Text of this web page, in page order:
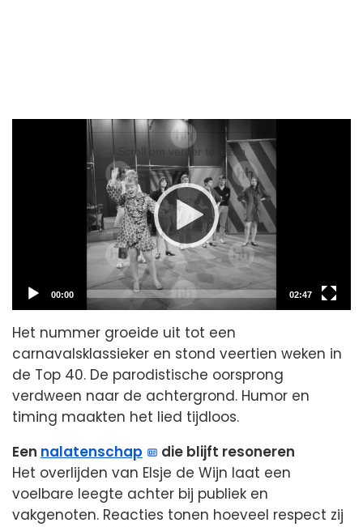
Scroll om verder te lezen
Current
00:00
Total
duration
02:47
Het nummer groeide uit tot een
carnavalsklassieker en stond veertien weken in
de Top 40. De parodistische oorsprong
verdween naar de achtergrond. Humor en
timing maakten het lied tijdloos.
Een nalatenschap
die blijft resoneren
Het overlijden van Elsje de Wijn laat een
voelbare leegte achter bij publiek en
vakgenoten. Reacties tonen hoeveel respect zij